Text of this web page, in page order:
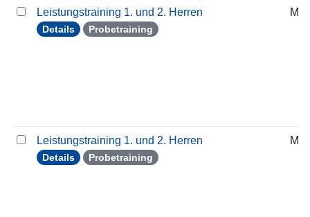
Leistungstraining 1. und 2. Herren
Details Probetraining
Leistungstraining 1. und 2. Herren
Details Probetraining